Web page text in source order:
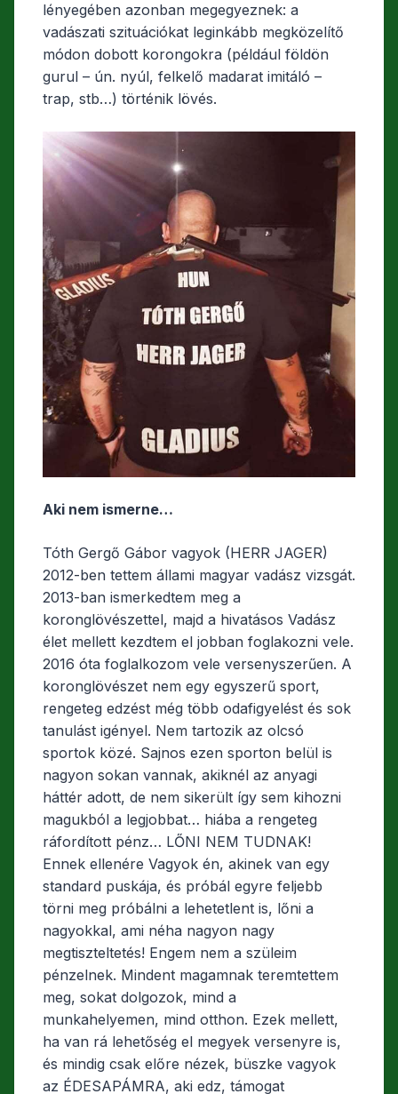
lényegében azonban megegyeznek: a
vadászati szituációkat leginkább megközelítő
módon dobott korongokra (például földön
gurul – ún. nyúl, felkelő madarat imitáló –
trap, stb…) történik lövés.
Aki nem ismerne…
Tóth Gergő Gábor vagyok (HERR JAGER)
2012-ben tettem állami magyar vadász vizsgát.
2013-ban ismerkedtem meg a
koronglövészettel, majd a hivatásos Vadász
élet mellett kezdtem el jobban foglakozni vele.
2016 óta foglalkozom vele versenyszerűen. A
koronglövészet nem egy egyszerű sport,
rengeteg edzést még több odafigyelést és sok
tanulást igényel. Nem tartozik az olcsó
sportok közé. Sajnos ezen sporton belül is
nagyon sokan vannak, akiknél az anyagi
háttér adott, de nem sikerült így sem kihozni
magukból a legjobbat… hiába a rengeteg
ráfordított pénz… LŐNI NEM TUDNAK!
Ennek ellenére Vagyok én, akinek van egy
standard puskája, és próbál egyre feljebb
törni meg próbálni a lehetetlent is, lőni a
nagyokkal, ami néha nagyon nagy
megtiszteltetés! Engem nem a szüleim
pénzelnek. Mindent magamnak teremtettem
meg, sokat dolgozok, mind a
munkahelyemen, mind otthon. Ezek mellett,
ha van rá lehetőség el megyek versenyre is,
és mindig csak előre nézek, büszke vagyok
az ÉDESAPÁMRA, aki edz, támogat